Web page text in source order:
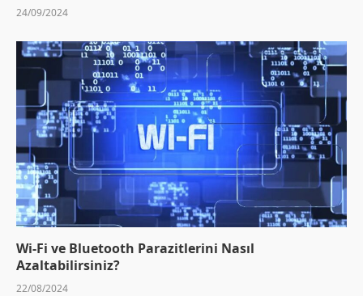
24/09/2024
Wi-Fi ve Bluetooth Parazitlerini Nasıl
Azaltabilirsiniz?
22/08/2024